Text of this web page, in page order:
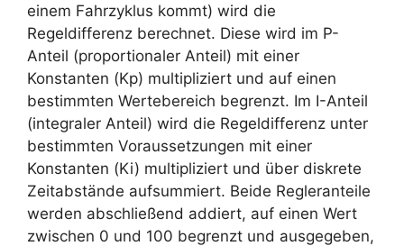
einem Fahrzyklus kommt) wird die
Regeldifferenz berechnet. Diese wird im P-
Anteil (proportionaler Anteil) mit einer
Konstanten (Kp) multipliziert und auf einen
bestimmten Wertebereich begrenzt. Im I-Anteil
(integraler Anteil) wird die Regeldifferenz unter
bestimmten Voraussetzungen mit einer
Konstanten (Ki) multipliziert und über diskrete
Zeitabstände aufsummiert. Beide Regleranteile
werden abschließend addiert, auf einen Wert
zwischen 0 und 100 begrenzt und ausgegeben,